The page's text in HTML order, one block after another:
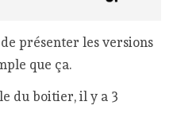
présenter les versions
que ça.
du boitier, il y a 3